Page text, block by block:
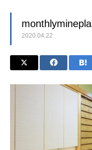
2020.04.22